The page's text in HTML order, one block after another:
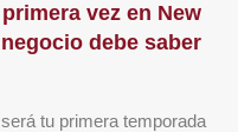
vez en New
debe saber
tu primera temporada